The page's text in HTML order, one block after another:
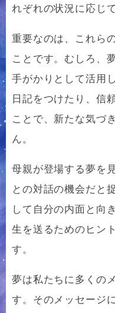
れぞれの状況に応じ
重要なのは、これら
ことです。むしろ、
手がかりとして活用
日記をつけたり、信
ことで、新たな気づ
ん。
母親が登場する夢を
との対話の機会だと
して自分の内面と向
生を送るためのヒン
す。
夢は私たちに多くの
す。そのメッセージ